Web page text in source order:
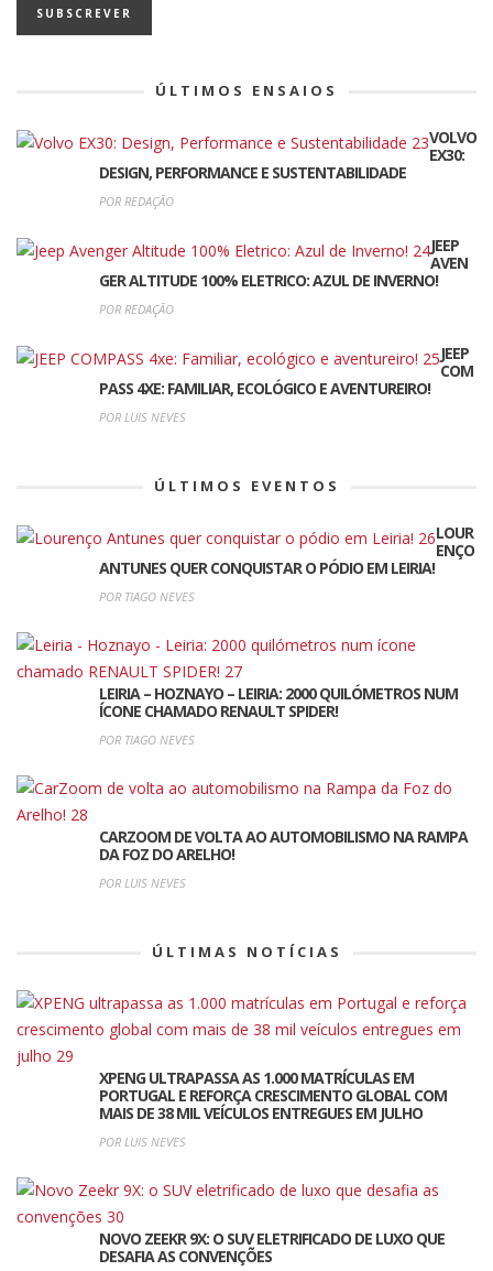
ÚLTIMOS ENSAIOS
VOLVO
EX30:
DESIGN, PERFORMANCE E SUSTENTABILIDADE
POR REDAÇÃO
JEEP
AVEN
GER ALTITUDE 100% ELETRICO: AZUL DE INVERNO!
POR REDAÇÃO
JEEP
COM
PASS 4XE: FAMILIAR, ECOLÓGICO E AVENTUREIRO!
POR LUIS NEVES
ÚLTIMOS EVENTOS
LOUR
ENÇO
ANTUNES QUER CONQUISTAR O PÓDIO EM LEIRIA!
POR TIAGO NEVES
LEIRIA – HOZNAYO – LEIRIA: 2000 QUILÓMETROS NUM
ÍCONE CHAMADO RENAULT SPIDER!
POR TIAGO NEVES
CARZOOM DE VOLTA AO AUTOMOBILISMO NA RAMPA
DA FOZ DO ARELHO!
POR LUIS NEVES
ÚLTIMAS NOTÍCIAS
XPENG ULTRAPASSA AS 1.000 MATRÍCULAS EM
PORTUGAL E REFORÇA CRESCIMENTO GLOBAL COM
MAIS DE 38 MIL VEÍCULOS ENTREGUES EM JULHO
POR LUIS NEVES
NOVO ZEEKR 9X: O SUV ELETRIFICADO DE LUXO QUE
DESAFIA AS CONVENÇÕES